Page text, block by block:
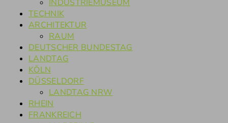
INDUSTRIEMUSEUM
TECHNIK
ARCHITEKTUR
RAUM
DEUTSCHER BUNDESTAG
LANDTAG
KÖLN
DÜSSELDORF
LANDTAG NRW
RHEIN
FRANKREICH